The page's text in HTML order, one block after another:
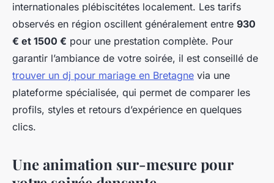
internationales plébiscitétes localement. Les tarifs
observés en région oscillent généralement entre 930
€ et 1500 € pour une prestation complète. Pour
garantir l’ambiance de votre soirée, il est conseillé de
trouver un dj pour mariage en Bretagne via une
plateforme spécialisée, qui permet de comparer les
profils, styles et retours d’expérience en quelques
clics.
Une animation sur-mesure pour